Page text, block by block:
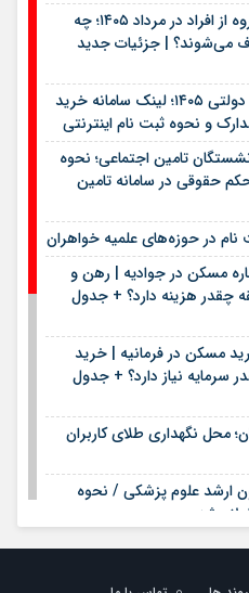
قطع یارانه این گروه از افراد در مرداد ۱۴۰۵؛ چه
می‌شوند؟ | جزئیات جدید
ثبت نام لاستیک دولتی ۱۴۰۵؛ لینک سامانه خرید
و نحوه ثبت نام اینترنتی
تامین اجتماعی؛ نحوه
حقوقی در سامانه تامین
در حوزه‌های علمیه خواهران
مسکن در جوادیه | رهن و
این منطقه چقدر هزینه دارد؟ + جدول
مسکن در فرمانیه | خرید
چقدر سرمایه نیاز دارد؟ + جدول
محل نگهداری طلای کاربران
ارشد علوم پزشکی / نحوه
شد
زائران دهه پایانی صفر مشخص